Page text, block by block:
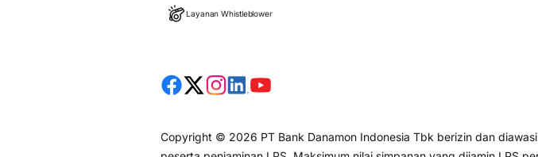
Layanan Whistleblower
Copyright © 2026 PT Bank Danamon Indonesia Tbk berizin dan